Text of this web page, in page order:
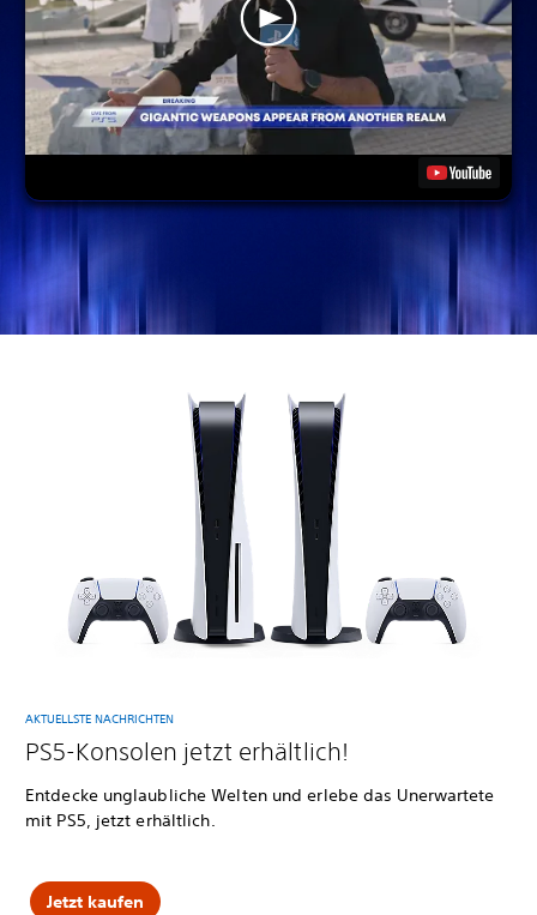
AKTUELLSTE NACHRICHTEN
PS5-Konsolen jetzt erhältlich!
Entdecke unglaubliche Welten und erlebe das Unerwartete
mit PS5, jetzt erhältlich.
Jetzt kaufen